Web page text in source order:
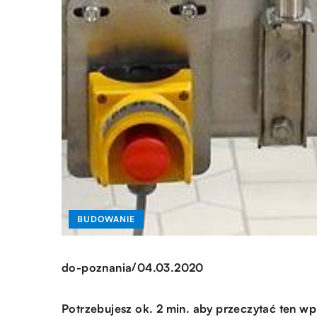
BUDOWANIE
do-poznania/04.03.2020
Potrzebujesz ok. 2 min. aby przeczytać ten